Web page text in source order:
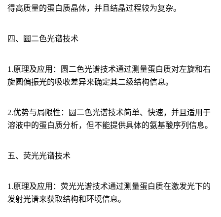
得高质量的蛋白质晶体，并且结晶过程较为复杂。
四、圆二色光谱技术
1.原理及应用：
圆二色光谱技术通过测量蛋白质对左旋和右
旋圆偏振光的吸收差异来确定其二级结构信息。
2.优势与局限性：
圆二色光谱技术简单、快速，并且适用于
溶液中的蛋白质分析，但不能提供具体的氨基酸序列信息。
五、荧光光谱技术
1.原理及应用： 荧光光谱技术通过测量蛋白质在激发光下的
发射光谱来获取结构和环境信息。